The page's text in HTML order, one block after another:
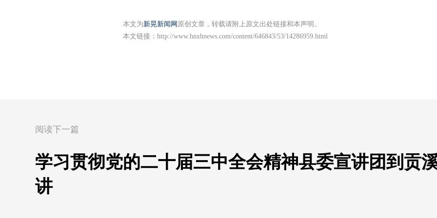
本文为新晃新闻网 原创文章，转载请附上原文出处链接和本声明。
本文链接： http://www.hnxhnews.com/content/646843/53/14286959.html
阅读下一篇
学习贯彻党的二十届三中全会精神县委宣讲团到贡
讲